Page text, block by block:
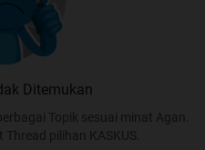
Ditemukan
Topik sesuai minat Agan.
pilihan KASKUS.